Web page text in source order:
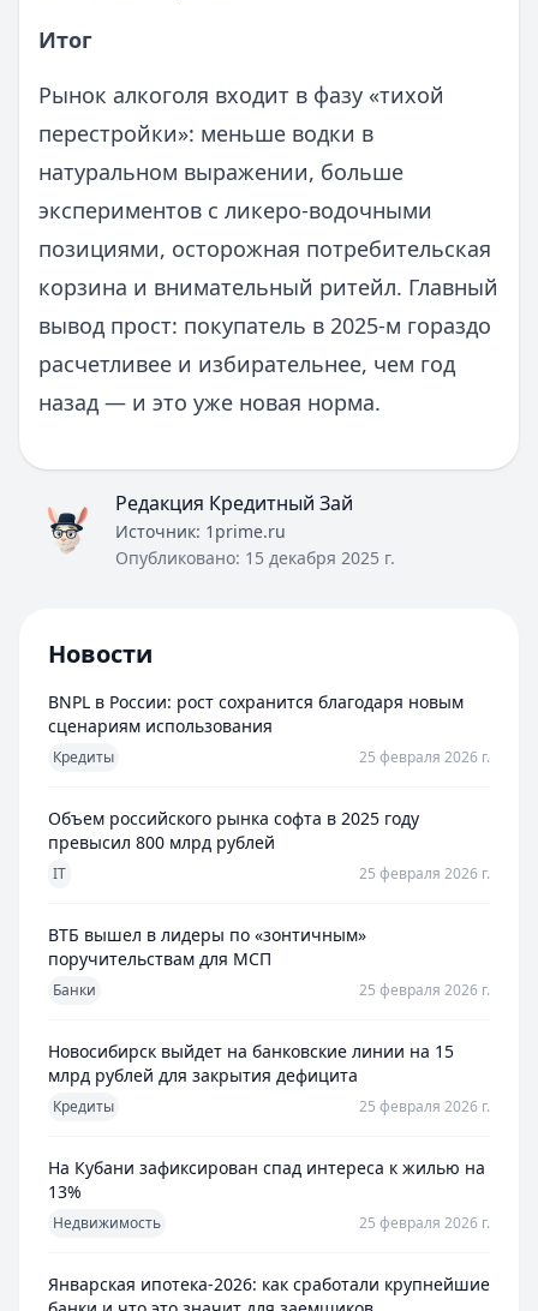
Итог
Рынок алкоголя входит в фазу «тихой
перестройки»: меньше водки в
натуральном выражении, больше
экспериментов с ликеро‑водочными
позициями, осторожная потребительская
корзина и внимательный ритейл. Главный
вывод прост: покупатель в 2025‑м гораздо
расчетливее и избирательнее, чем год
назад — и это уже новая норма.
Редакция Кредитный Зай
Источник: 1prime.ru
Опубликовано: 15 декабря 2025 г.
Новости
BNPL в России: рост сохранится благодаря новым
сценариям использования
Кредиты 25 февраля 2026 г.
Объем российского рынка софта в 2025 году
превысил 800 млрд рублей
IT 25 февраля 2026 г.
ВТБ вышел в лидеры по «зонтичным»
поручительствам для МСП
Банки 25 февраля 2026 г.
Новосибирск выйдет на банковские линии на 15
млрд рублей для закрытия дефицита
Кредиты 25 февраля 2026 г.
На Кубани зафиксирован спад интереса к жилью на
13%
Недвижимость 25 февраля 2026 г.
Январская ипотека-2026: как сработали крупнейшие